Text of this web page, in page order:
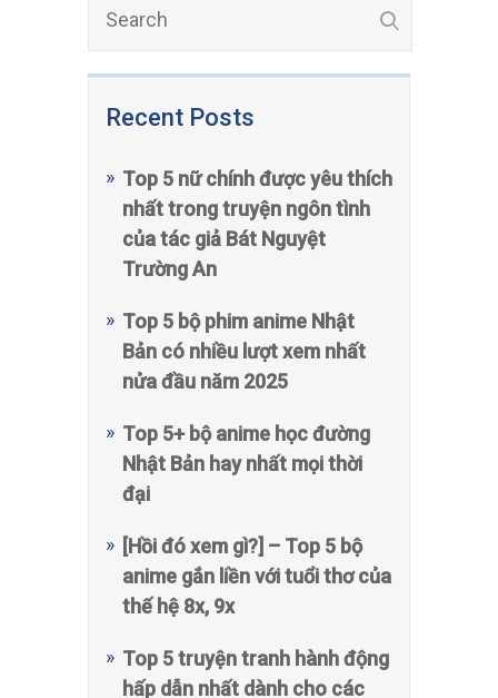
Recent Posts
Top 5 nữ chính được yêu thích
nhất trong truyện ngôn tình
của tác giả Bát Nguyệt
Trường An
Top 5 bộ phim anime Nhật
Bản có nhiều lượt xem nhất
nửa đầu năm 2025
Top 5+ bộ anime học đường
Nhật Bản hay nhất mọi thời
đại
[Hồi đó xem gì?] – Top 5 bộ
anime gắn liền với tuổi thơ của
thế hệ 8x, 9x
Top 5 truyện tranh hành động
hấp dẫn nhất dành cho các